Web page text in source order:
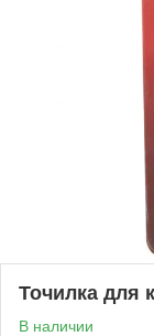
Точилка для
В наличии